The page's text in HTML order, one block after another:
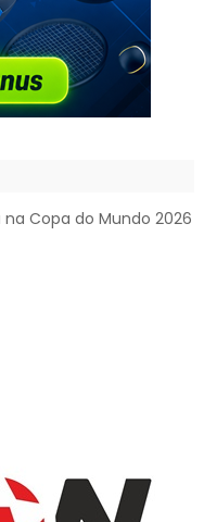
Copa do Mundo 2026